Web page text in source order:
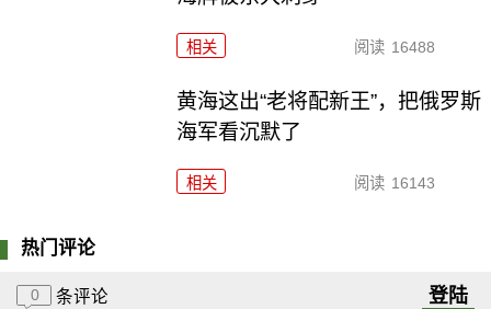
相关 阅读 16488
黄海这出“老将配新王”，把俄罗斯
海军看沉默了
相关 阅读 16143
热门评论
0 条评论 登陆